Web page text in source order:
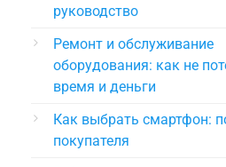
руководство
Ремонт и обслуживание
оборудования: как не
время и деньги
Как выбрать смартфон:
покупателя